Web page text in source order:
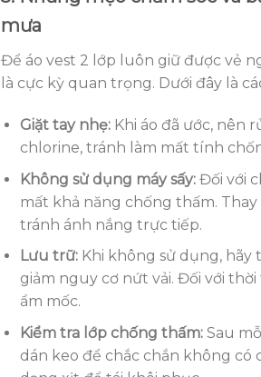
mưa
Để áo vest 2 lớp luôn giữ được vẻ
là cực kỳ quan trọng. Dưới đây là
Giặt tay nhẹ:Khi áo đã ước, nên
chlorine, tránh làm mất tính
Không sử dụng máy sấy:Đối với
mất khả năng chống thấm.
tránh ánh nắng trực tiếp.
Lưu trữ:Khi không sử dụng, hãy
giảm nguy cơ nứt vải. Đối với
ẩm mốc.
Kiểm tra lớp chống thấm:Sau
dán keo để chắc chắn không